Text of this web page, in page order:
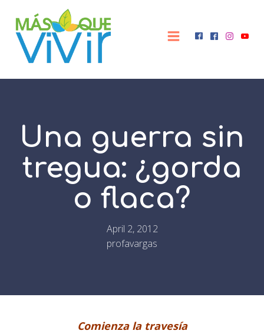
Una guerra sin
tregua: ¿gorda
o flaca?
April 2, 2012
profavargas
Comienza la travesía